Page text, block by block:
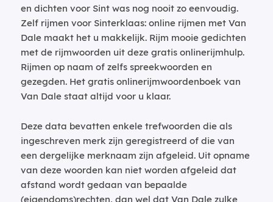
en dichten voor Sint was nog nooit zo eenvoudig.
Zelf rijmen voor Sinterklaas: online rijmen met Van
Dale maakt het u makkelijk. Rijm mooie gedichten
met de rijmwoorden uit deze gratis onlinerijmhulp.
Rijmen op naam of zelfs spreekwoorden en
gezegden. Het gratis onlinerijmwoordenboek van
Van Dale staat altijd voor u klaar.
Deze data bevatten enkele trefwoorden die als
ingeschreven merk zijn geregistreerd of die van
een dergelijke merknaam zijn afgeleid. Uit opname
van deze woorden kan niet worden afgeleid dat
afstand wordt gedaan van bepaalde
(eigendoms)rechten, dan wel dat Van Dale zulke